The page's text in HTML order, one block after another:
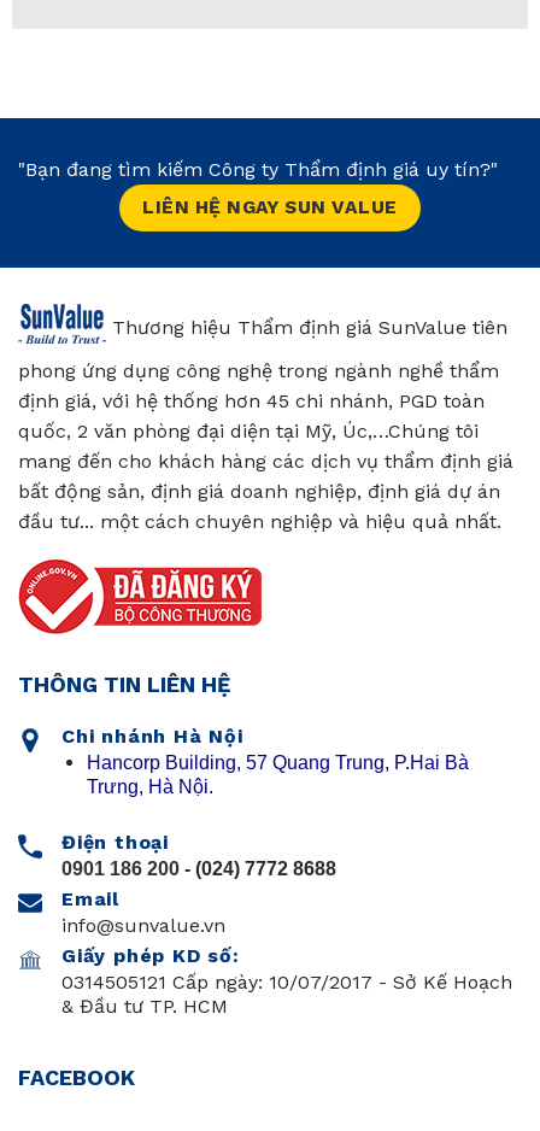
"Bạn đang tìm kiếm Công ty Thẩm định giá uy tín?"
LIÊN HỆ NGAY SUN VALUE
Thương hiệu Thẩm định giá SunValue tiên
phong ứng dụng công nghệ trong ngành nghề thẩm
định giá, với hệ thống hơn 45 chi nhánh, PGD toàn
quốc, 2 văn phòng đại diện tại Mỹ, Úc,…Chúng tôi
mang đến cho khách hàng các dịch vụ thẩm định giá
bất động sản, định giá doanh nghiệp, định giá dự án
đầu tư... một cách chuyên nghiệp và hiệu quả nhất.
THÔNG TIN LIÊN HỆ
Chi nhánh Hà Nội
Hancorp Building, 57 Quang Trung, P.Hai Bà
Trưng, Hà Nội.
Điện thoại
0901 186 200 - (024) 7772 8688
Email
info@sunvalue.vn
Giấy phép KD số:
0314505121 Cấp ngày: 10/07/2017 - Sở Kế Hoạch
& Đầu tư TP. HCM
FACEBOOK